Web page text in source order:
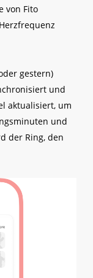
von Fito
gestern)
und
aktualisiert, um
und
der Ring, den